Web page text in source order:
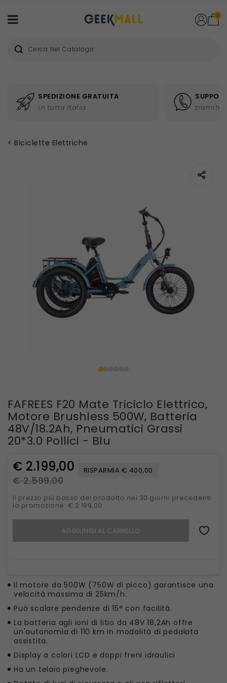
0
SPEDIZIONE GRATUITA
in tutta Italia tramite
Biciclette Elettriche
FAFREES F20 Mate Triciclo Elettrico,
Motore Brushless 500W, Batteria
48V/18.2Ah, Pneumatici Grassi
20*3.0 Pollici - Blu
€ 2.199,00
€ 2.599,00
RISPARMIA € 400,00
Il prezzo più basso del prodotto nei 30 giorni precedenti
la promozione: € 2.199,00
AGGIUNGI AL CARRELLO
Il motore da 500W (750W di picco) garantisce una
velocità massima di 25km/h.
Può scalare pendenze di 15° con facilità.
La batteria agli ioni di litio da 48V 18,2Ah offre
un'autonomia di 110 km in modalità di pedalata
assistita.
Display a colori LCD e doppi freni idraulici
Ha un telaio pieghevole.